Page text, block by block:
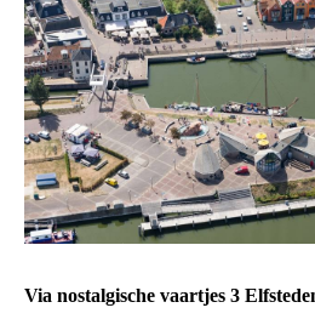
Via nostalgische vaartjes 3